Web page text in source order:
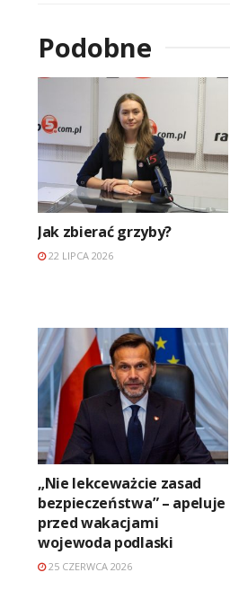
Podobne
Jak zbierać grzyby?
22 LIPCA 2026
„Nie lekceważcie zasad
bezpieczeństwa” – apeluje
przed wakacjami
wojewoda podlaski
25 CZERWCA 2026